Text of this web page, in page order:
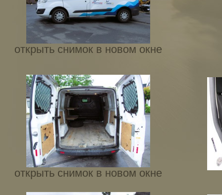
открыть снимок в новом окне
открыть снимок в новом окне